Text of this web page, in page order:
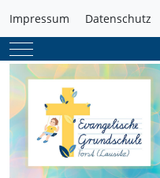
Impressum Datenschutz
Mobile Menu Toggle